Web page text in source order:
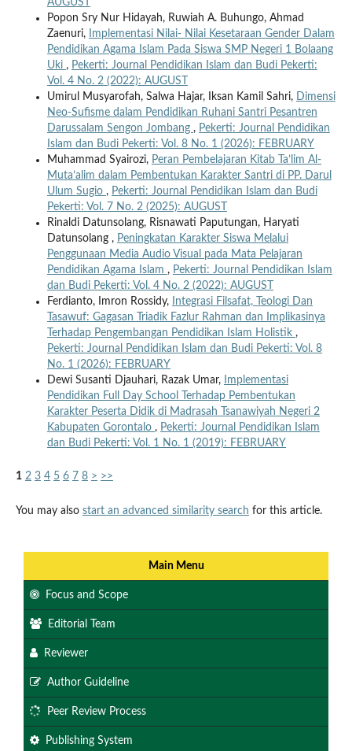
Popon Sry Nur Hidayah, Ruwiah A. Buhungo, Ahmad
Zaenuri,
Implementasi Nilai- Nilai Kesetaraan Gender Dalam
Pendidikan Agama Islam Pada Siswa SMP Negeri 1 Bolaang
Uki , Pekerti: Journal Pendidikan Islam dan Budi Pekerti:
Vol. 4 No. 2 (2022): AUGUST
Umirul Musyarofah, Salwa Hajar, Iksan Kamil Sahri,
Dimensi
Neo-Sufisme dalam Pendidikan Ruhani Santri Pesantren
Darussalam Sengon Jombang , Pekerti: Journal Pendidikan
Islam dan Budi Pekerti: Vol. 8 No. 1 (2026): FEBRUARY
Muhammad Syairozi, Peran Pembelajaran Kitab Ta’lim Al-
Muta’alim dalam Pembentukan Karakter Santri di PP. Darul
Ulum Sugio , Pekerti: Journal Pendidikan Islam dan Budi
Pekerti: Vol. 7 No. 2 (2025): AUGUST
Rinaldi Datunsolang, Risnawati Paputungan, Haryati
Datunsolang , Peningkatan Karakter Siswa Melalui
Penggunaan Media Audio Visual pada Mata Pelajaran
Pendidikan Agama Islam , Pekerti: Journal Pendidikan Islam
dan Budi Pekerti: Vol. 4 No. 2 (2022): AUGUST
Ferdianto, Imron Rossidy,
Integrasi Filsafat, Teologi Dan
Tasawuf: Gagasan Triadik Fazlur Rahman dan Implikasinya
Terhadap Pengembangan Pendidikan Islam Holistik ,
Pekerti: Journal Pendidikan Islam dan Budi Pekerti: Vol. 8
No. 1 (2026): FEBRUARY
Dewi Susanti Djauhari, Razak Umar,
Implementasi
Pendidikan Full Day School Terhadap Pembentukan
Karakter Peserta Didik di Madrasah Tsanawiyah Negeri 2
Kabupaten Gorontalo , Pekerti: Journal Pendidikan Islam
dan Budi Pekerti: Vol. 1 No. 1 (2019): FEBRUARY
1 2 3 4 5 6 7 8 > >>
You may also start an advanced similarity search for this article.
Main Menu
Focus and Scope
Editorial Team
Reviewer
Author Guideline
Peer Review Process
Publishing System